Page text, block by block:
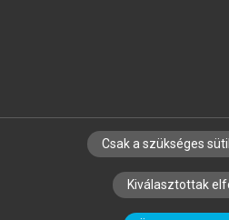
SZERZŐKNEK CÉGEKNEK
SZERKESZTÉSI ÉS
Csak a szükséges
Kiválasztottak